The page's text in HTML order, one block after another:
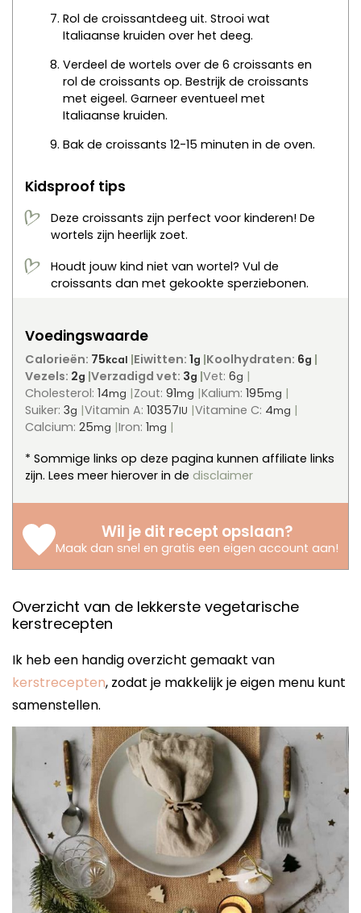
Rol de croissantdeeg uit. Strooi wat
Italiaanse kruiden over het deeg.
Verdeel de wortels over de 6 croissants en
rol de croissants op. Bestrijk de croissants
met eigeel. Garneer eventueel met
Italiaanse kruiden.
Bak de croissants 12-15 minuten in de oven.
Kidsproof tips
Deze croissants zijn perfect voor kinderen! De
wortels zijn heerlijk zoet.
Houdt jouw kind niet van wortel? Vul de
croissants dan met gekookte sperziebonen.
Voedingswaarde
Calorieën: 75kcal Koolhydraten: 6g
Eiwitten: 1g
Vet: 6g
Verzadigd vet: 3g
Cholesterol: 14mg Zout: 91mg Kalium: 195mg
Vezels: 2g
Suiker: 3g Vitamin A: 10357IU Vitamine C: 4mg
Calcium: 25mg Iron: 1mg
* Sommige links op deze pagina kunnen affiliate links
zijn. Lees meer hierover in de
disclaimer
Wil je dit recept opslaan?
Maak dan snel en gratis een eigen account aan!
Overzicht van de lekkerste vegetarische
kerstrecepten
Ik heb een handig overzicht gemaakt van
kerstrecepten, zodat je makkelijk je eigen menu kunt
samenstellen.